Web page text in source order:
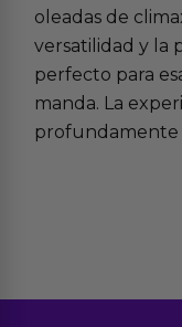
oleadas de
versatilidad y la
perfecto para
manda. La
profundamente